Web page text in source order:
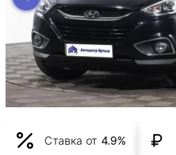
Ставка от 4.9%